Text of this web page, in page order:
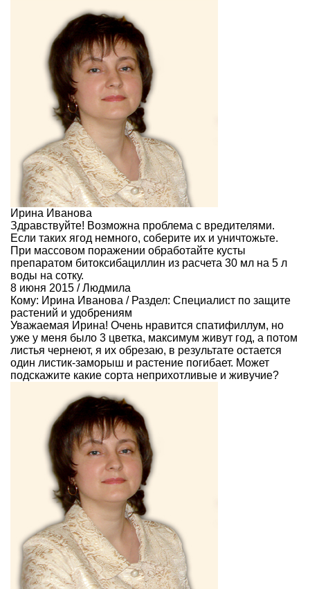
Ирина Иванова
Здравствуйте! Возможна проблема с вредителями.
Если таких ягод немного, соберите их и уничтожьте.
При массовом поражении обработайте кусты
препаратом битоксибациллин из расчета 30 мл на 5 л
воды на сотку.
8 июня 2015 / Людмила
Кому: Ирина Иванова / Раздел: Специалист по защите
растений и удобрениям
Уважаемая Ирина! Очень нравится спатифиллум, но
уже у меня было 3 цветка, максимум живут год, а потом
листья чернеют, я их обрезаю, в результате остается
один листик-заморыш и растение погибает. Может
подскажите какие сорта неприхотливые и живучие?